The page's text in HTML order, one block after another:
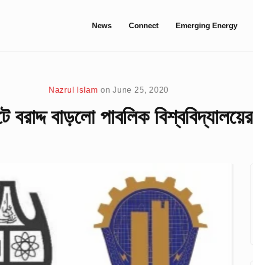
Site
News Connect Emerging Energy
Nazrul Islam on June 25, 2020
বরাদ্দ বাড়লো পাবলিক বিশ্ববিদ্যালয়ের